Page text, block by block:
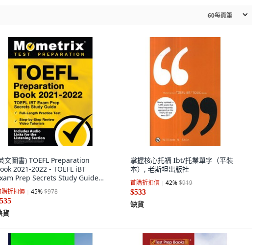
60每頁筆
文圖書) TOEFL Preparation
2021-2022 - TOEFL iBT
Prep Secrets Study Guide
Length Pract... 平裝版,
Media LLC, 英文
購折扣價 45%$978
貨
掌握核心托福 Ibt/托業單字（平裝
本）, 老斯坦出版社
首購折扣價 42%$919
$533
缺貨